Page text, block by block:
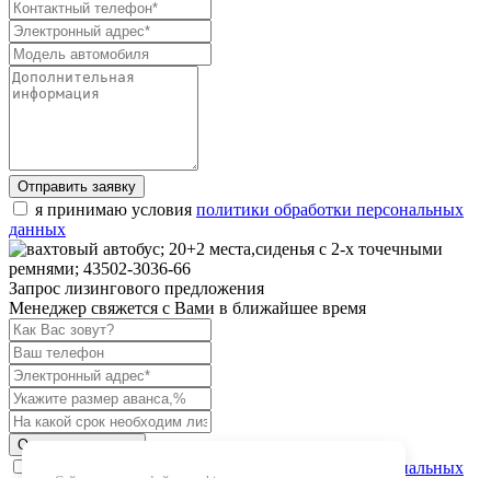
Отправить заявку
я принимаю условия политики обработки персональных
данных
Запрос лизингового предложения
Менеджер свяжется с Вами в ближайшее время
Отправить запрос
политики обработки персональных